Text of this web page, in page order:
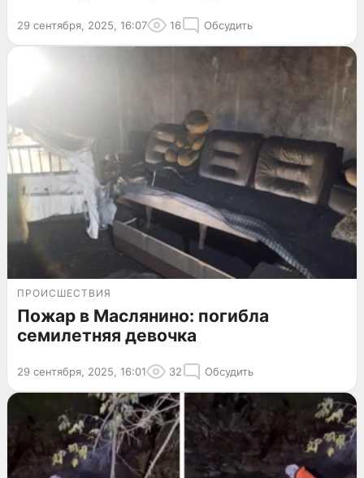
29 сентября, 2025, 16:07 16 Обсудить
ПРОИСШЕСТВИЯ
Пожар в Маслянино: погибла
семилетняя девочка
29 сентября, 2025, 16:01 32 Обсудить